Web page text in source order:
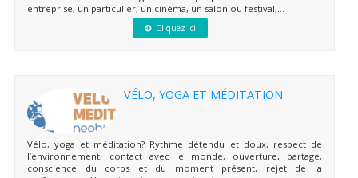
entreprise, un particulier, un cinéma, un salon ou festival,...
Cliquez ici
VÉLO, YOGA ET MÉDITATION
Vélo, yoga et méditation? Rythme détendu et doux, respect de
l’environnement, contact avec le monde, ouverture, partage,
conscience du corps et du moment présent, rejet de la